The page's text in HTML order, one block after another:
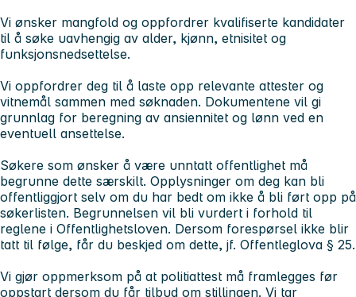
Vi ønsker mangfold og oppfordrer kvalifiserte kandidater
til å søke uavhengig av alder, kjønn, etnisitet og
funksjonsnedsettelse.
Vi oppfordrer deg til å laste opp relevante attester og
vitnemål sammen med søknaden. Dokumentene vil gi
grunnlag for beregning av ansiennitet og lønn ved en
eventuell ansettelse.
Søkere som ønsker å være unntatt offentlighet må
begrunne dette særskilt. Opplysninger om deg kan bli
offentliggjort selv om du har bedt om ikke å bli ført opp på
søkerlisten. Begrunnelsen vil bli vurdert i forhold til
reglene i Offentlighetsloven. Dersom forespørsel ikke blir
tatt til følge, får du beskjed om dette, jf. Offentleglova § 25.
Vi gjør oppmerksom på at politiattest må framlegges før
oppstart dersom du får tilbud om stillingen. Vi tar